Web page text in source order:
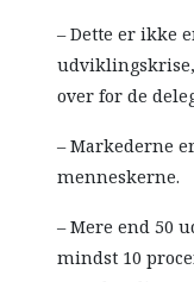
– Dette er ikke
over for de
– Markederne
menneskerne.
– Mere end 50
mindst 10